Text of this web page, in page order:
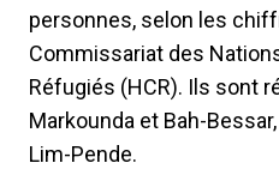
personnes, selon les
Commissariat des
Réfugiés (HCR). Ils sont
Markounda et Bah-
Lim-Pende.